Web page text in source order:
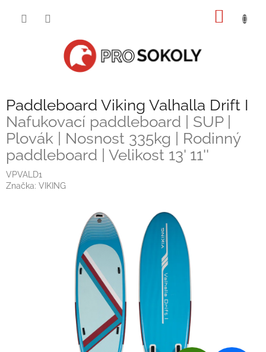
Paddleboard Viking Valhalla Drift I
Nafukovací paddleboard | SUP |
Plovák | Nosnost 335kg | Rodinný
paddleboard | Velikost 13' 11''
VPVALD1
Značka: VIKING